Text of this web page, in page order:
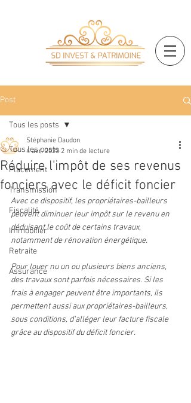
Post
Tous les posts
Placement
Transmission
Fiscalité
Immobilier
Retraite
Assurance
Tous les posts
Réduire l'impôt de ses revenus
fonciers avec le déficit foncier
Stéphanie Daudon
4 avr. 2023 2 min de lecture
Avec ce dispositif, les propriétaires-bailleurs
peuvent diminuer leur impôt sur le revenu en
déduisant le coût de certains travaux,
notamment de rénovation énergétique.
Pour louer nu un ou plusieurs biens anciens,
des travaux sont parfois nécessaires. Si les
frais à engager peuvent être importants, ils
permettent aussi aux propriétaires-bailleurs,
sous conditions, d'alléger leur facture fiscale
grâce au dispositif du déficit foncier.